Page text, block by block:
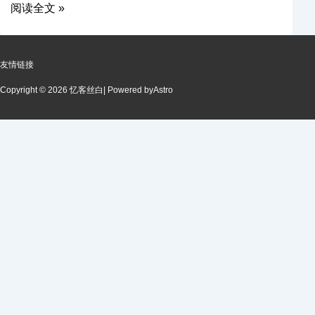
阅读全文 »
友情链接
Copyright © 2026 忆客丝白 | Powered byAstro